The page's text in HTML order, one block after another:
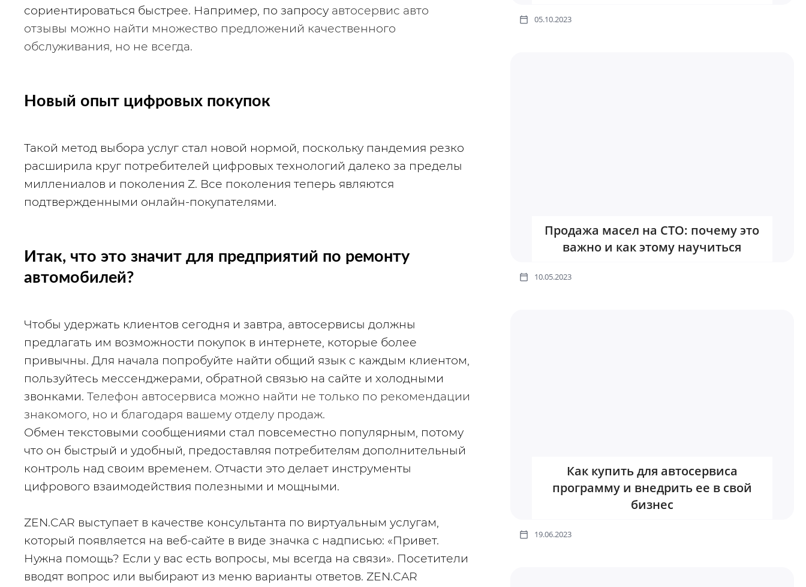
сориентироваться быстрее. Например, по запросу автосервис авто
отзывы можно найти множество предложений качественного
обслуживания, но не всегда.
Новый опыт цифровых покупок
Такой метод выбора услуг стал новой нормой, поскольку пандемия резко
расширила круг потребителей цифровых технологий далеко за пределы
миллениалов и поколения Z. Все поколения теперь являются
подтвержденными онлайн-покупателями.
Итак, что это значит для предприятий по ремонту
автомобилей?
Чтобы удержать клиентов сегодня и завтра, автосервисы должны
предлагать им возможности покупок в интернете, которые более
привычны. Для начала попробуйте найти общий язык с каждым клиентом,
пользуйтесь мессенджерами, обратной связью на сайте и холодными
звонками. Телефон автосервиса можно найти не только по рекомендации
знакомого, но и благодаря вашему отделу продаж.
Обмен текстовыми сообщениями стал повсеместно популярным, потому
что он быстрый и удобный, предоставляя потребителям дополнительный
контроль над своим временем. Отчасти это делает инструменты
цифрового взаимодействия полезными и мощными.
ZEN.CAR выступает в качестве консультанта по виртуальным услугам,
который появляется на веб-сайте в виде значка с надписью: «Привет.
Нужна помощь? Если у вас есть вопросы, мы всегда на связи». Посетители
вводят вопрос или выбирают из меню варианты ответов. ZEN.CAR
05.10.2023
Продажа масел на СТО: почему это
важно и как этому научиться
10.05.2023
Как купить для автосервиса
программу и внедрить ее в свой
бизнес
19.06.2023